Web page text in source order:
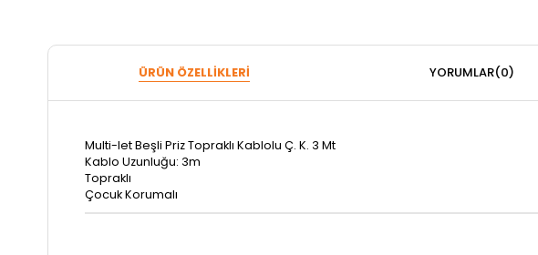
ÜRÜN ÖZELLIKLERI YORUMLAR(0)
Multi-let Beşli Priz Topraklı Kablolu Ç. K. 3 Mt
Kablo Uzunluğu: 3m
Topraklı
Çocuk Korumalı